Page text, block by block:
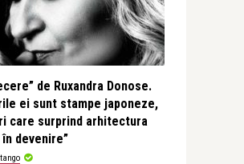
de Ruxandra Donose.
ei sunt stampe japoneze,
care surprind arhitectura
în devenire”